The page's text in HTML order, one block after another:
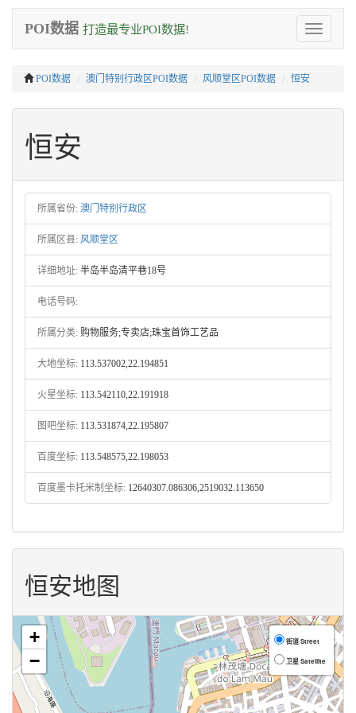
Toggle
navigation
POI数据 打造最专业POI数据!
POI数据 澳门特别行政区POI数据 风顺堂区POI数据 恒安
恒安
所属省份: 澳门特别行政区
所属区县: 风顺堂区
详细地址: 半岛半岛清平巷18号
电话号码:
所属分类: 购物服务;专卖店;珠宝首饰工艺品
大地坐标: 113.537002,22.194851
火星坐标: 113.542110,22.191918
图吧坐标: 113.531874,22.195807
百度坐标: 113.548575,22.198053
百度墨卡托米制坐标: 12640307.086306,2519032.113650
恒安地图
+
−
街道 Street
卫星 Satellite